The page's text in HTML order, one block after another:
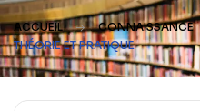
ACCUEIL CONNAISSANCE
THÉORIE ET PRATIQUE